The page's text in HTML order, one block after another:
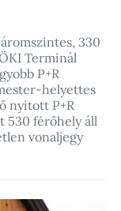
330
Terminál
P+R
helyettes
nyitott P+R
530 férőhely áll
vonaljegy